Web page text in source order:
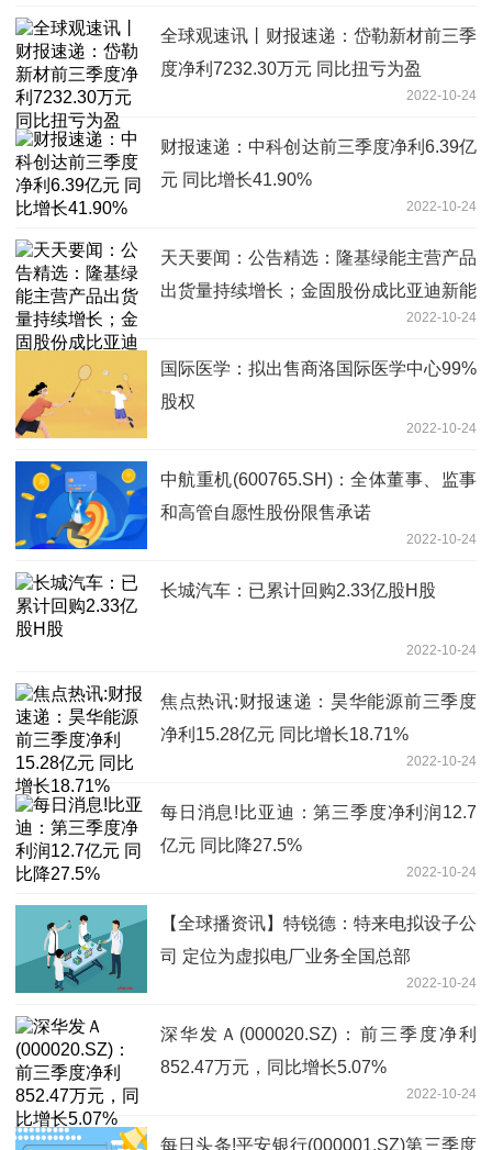
全球观速讯丨财报速递：岱勒新材前三季
度净利7232.30万元 同比扭亏为盈
2022-10-24
财报速递：中科创达前三季度净利6.39亿
元 同比增长41.90%
2022-10-24
天天要闻：公告精选：隆基绿能主营产品
出货量持续增长；金固股份成比亚迪新能
2022-10-24
国际医学：拟出售商洛国际医学中心99%
股权
2022-10-24
中航重机(600765.SH)：全体董事、监事
和高管自愿性股份限售承诺
2022-10-24
长城汽车：已累计回购2.33亿股H股
2022-10-24
焦点热讯:财报速递：昊华能源前三季度
净利15.28亿元 同比增长18.71%
2022-10-24
每日消息!比亚迪：第三季度净利润12.7
亿元 同比降27.5%
2022-10-24
【全球播资讯】特锐德：特来电拟设子公
司 定位为虚拟电厂业务全国总部
2022-10-24
深华发Ａ(000020.SZ)：前三季度净利
852.47万元，同比增长5.07%
2022-10-24
每日头条!平安银行(000001.SZ)第三季度